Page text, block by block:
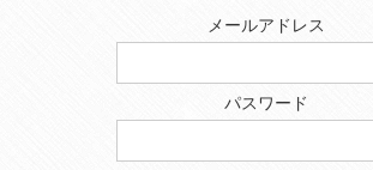
メールアドレス
パスワード